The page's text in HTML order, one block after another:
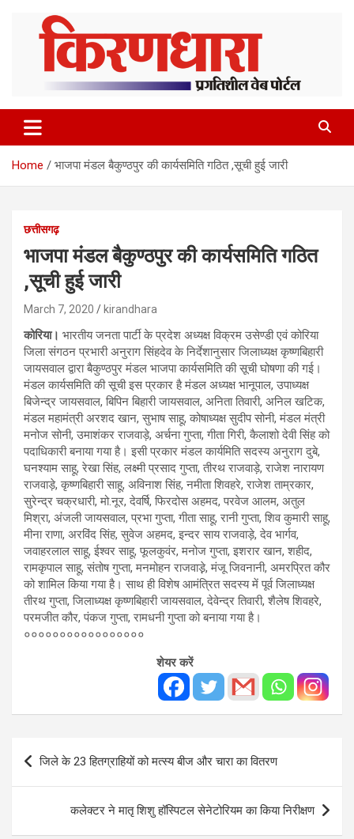
content
Home भाजपा मंडल बैकुण्ठपुर की कार्यसमिति गठित ,सूची हुई जारी
छत्तीसगढ़
भाजपा मंडल बैकुण्ठपुर की कार्यसमिति गठित
,सूची हुई जारी
March 7, 2020 kirandhara
कोरिया। भारतीय जनता पार्टी के प्रदेश अध्यक्ष विक्रम उसेण्डी एवं कोरिया
जिला संगठन प्रभारी अनुराग सिंहदेव के निर्देशानुसार जिलाध्यक्ष कृष्णबिहारी
जायसवाल द्वारा बैकुण्ठपुर मंडल भाजपा कार्यसमिति की सूची घोषणा की गई।
मंडल कार्यसमिति की सूची इस प्रकार है मंडल अध्यक्ष भानूपाल, उपाध्यक्ष
बिजेन्द्र जायसवाल, बिपिन बिहारी जायसवाल, अनिता तिवारी, अनिल खटिक,
मंडल महामंत्री अरशद खान, सुभाष साहू, कोषाध्यक्ष सुदीप सोनी, मंडल मंत्री
मनोज सोनी, उमाशंकर राजवाड़े, अर्चना गुप्ता, गीता गिरी, कैलाशो देवी सिंह को
पदाधिकारी बनाया गया है। इसी प्रकार मंडल कार्यमिति सदस्य अनुराग दुबे,
घनश्याम साहू, रेखा सिंह, लक्ष्मी प्रसाद गुप्ता, तीरथ राजवाड़े, राजेश नारायण
राजवाड़े, कृष्णबिहारी साहू, अविनाश सिंह, नमीता शिवहरे, राजेश ताम्रकार,
सुरेन्द्र चक्रधारी, मो.नूर, देवर्षि, फिरदोस अहमद, परवेज आलम, अतुल
मिश्रा, अंजली जायसवाल, प्रभा गुप्ता, गीता साहू, रानी गुप्ता, शिव कुमारी साहू,
मीना राणा, अरविंद सिंह, सुवेज अहमद, इन्दर साय राजवाड़े, देव भार्गव,
जवाहरलाल साहू, ईश्वर साहू, फूलकुवंर, मनोज गुप्ता, इशरार खान, शहीद,
रामकृपाल साहू, संतोष गुप्ता, मनमोहन राजवाड़़े, मंजू जिवनानी, अमरप्रित कौर
को शामिल किया गया है। साथ ही विशेष आमंत्रित सदस्य में पूर्व जिलाध्यक्ष
तीरथ गुप्ता, जिलाध्यक्ष कृष्णबिहारी जायसवाल, देवेन्द्र तिवारी, शैलेष शिवहरे,
परमजीत कौर, पंकज गुप्ता, रामधनी गुप्ता को बनाया गया है।
०००००००००००००००००
शेयर करें
Post
navigation
जिले के 23 हितग्राहियों को मत्स्य बीज और चारा का वितरण
कलेक्टर ने मातृ शिशु हॉस्पिटल सेनेटोरियम का किया निरीक्षण